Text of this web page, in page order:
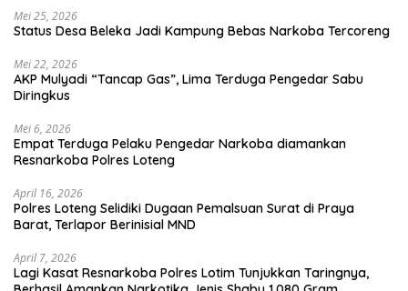
Mei 25, 2026
Status Desa Beleka Jadi ‎Kampung Bebas Narkoba Tercoreng
Mei 22, 2026
AKP Mulyadi “Tancap Gas”, Lima Terduga Pengedar Sabu
Diringkus
Mei 6, 2026
Empat Terduga Pelaku Pengedar Narkoba diamankan
Resnarkoba Polres Loteng
April 16, 2026
Polres Loteng Selidiki Dugaan Pemalsuan Surat di Praya
Barat, Terlapor Berinisial MND
April 7, 2026
Lagi Kasat Resnarkoba Polres Lotim Tunjukkan Taringnya,